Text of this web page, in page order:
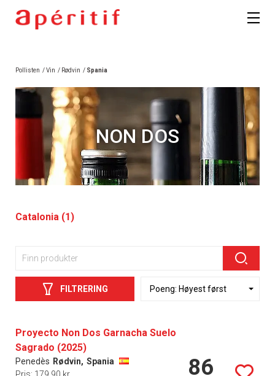
Pollisten /Vin / Rødvin / Spania
NON DOS
Catalonia (1)
FILTRERING
Proyecto Non Dos Garnacha Suelo
Sagrado (2025)
Penedès Rødvin, Spania
86